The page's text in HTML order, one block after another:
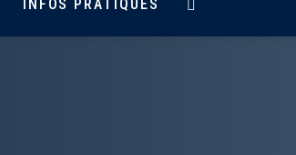
INFOS PRATIQUES